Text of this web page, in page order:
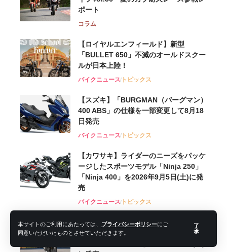
本サイトのご利用にあたっては、 プライバシーポリシーにご
同意いただいたものとさせていただきます。
了
承
ポート
コラム
【ロイヤルエンフィールド】新型
「BULLET 650」不滅のオールドスクー
ルが⽇本上陸！
バイクニューストピックス
【スズキ】「BURGMAN（バーグマン）
400 ABS」の仕様を一部変更して8月18
日発売
バイクニューストピックス
【カワサキ】ライダーのニーズをパッケ
ージしたスポーツモデル「Ninja 250」
「Ninja 400」を2026年9月5日(土)に発
売
バイクニューストピックス
【カワサキ】躍動感あふれるスタイリン
グのスーパーネイキッドモデル